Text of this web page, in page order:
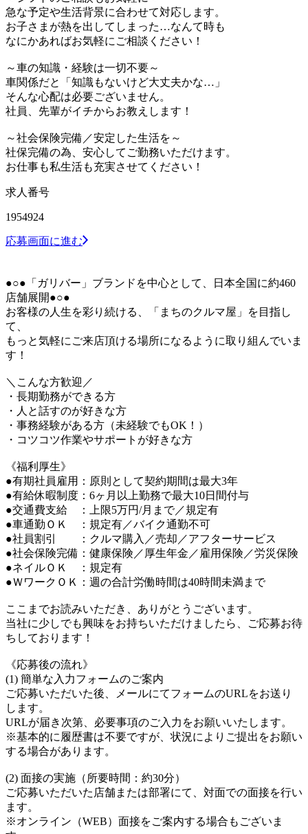
急な予定や生活背景に合わせて対応します。
お子さまが熱を出してしまった…なんて時も
なにかあればお気軽にご相談ください！
～車の知識・経験は一切不要～
車関係だと「知識もないけど大丈夫かな…」
そんな心配は必要ございません。
社員、先輩がイチからお教えします！
～社会保険完備／安定した生活を～
社保完備の為、安心してご勤務いただけます。
お仕事も私生活も充実させてください！
求人番号
1954924
応募画面に進む
●○●「ガリバー」ブランドを中心として、日本全国に約460
店舗展開●○●
お客様の人生を彩り続ける、「まちのクルマ屋」を目指し
て、
もっと気軽にご来店頂ける場所になるように取り組んでいま
す！
＼こんな方歓迎／
・長期勤務ができる方
・人と話すのが好きな方
・事務経験がある方（未経験でもOK！）
・コツコツ作業やサポートが好きな方
《福利厚生》
●有期社員雇用：原則として契約期間は最大3年
●有給休暇制度：6ヶ月以上勤務で最大10日間付与
●交通費支給 ：上限5万円/月まで／規定有
●車通勤ＯＫ ：規定有／バイク通勤不可
●社員割引 ：クルマ購入／売却／アフターサービス
●社会保険完備：健康保険／厚生年金／雇用保険／労災保険
●ネイルＯＫ ：規定有
●ＷワークＯＫ：週の合計労働時間は40時間未満まで
ここまでお読みいただき、ありがとうございます。
当社に少しでも興味をお持ちいただけましたら、ご応募お待
ちしております！
《応募後の流れ》
(1) 簡単な入力フォームのご案内
ご応募いただいた後、メールにてフォームのURLをお送り
します。
URLが届き次第、必要事項のご入力をお願いいたします。
※基本的に履歴書は不要ですが、状況によりご提出をお願い
する場合があります。
(2) 面接の実施（所要時間：約30分）
ご応募いただいた店舗または部署にて、対面での面接を行い
ます。
※オンライン（WEB）面接をご案内する場合もございま